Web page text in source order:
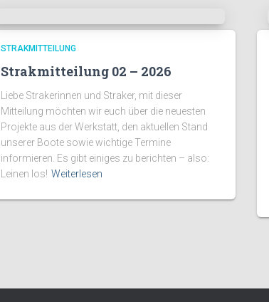
STRAKMITTEILUNG
Strakmitteilung 02 – 2026
Liebe Strakerinnen und Straker, mit dieser
Mitteilung möchten wir euch über die neuesten
Projekte aus der Werkstatt, den aktuellen Stand
unserer Boote sowie wichtige Termine
informieren. Es gibt einiges zu berichten – also:
Leinen los! Weiterlesen